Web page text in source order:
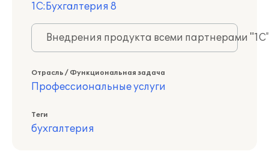
1С:Бухгалтерия 8
Внедрения продукта всеми партнерами
Отрасль / Функциональная задача
Профессиональные услуги
Теги
бухгалтерия